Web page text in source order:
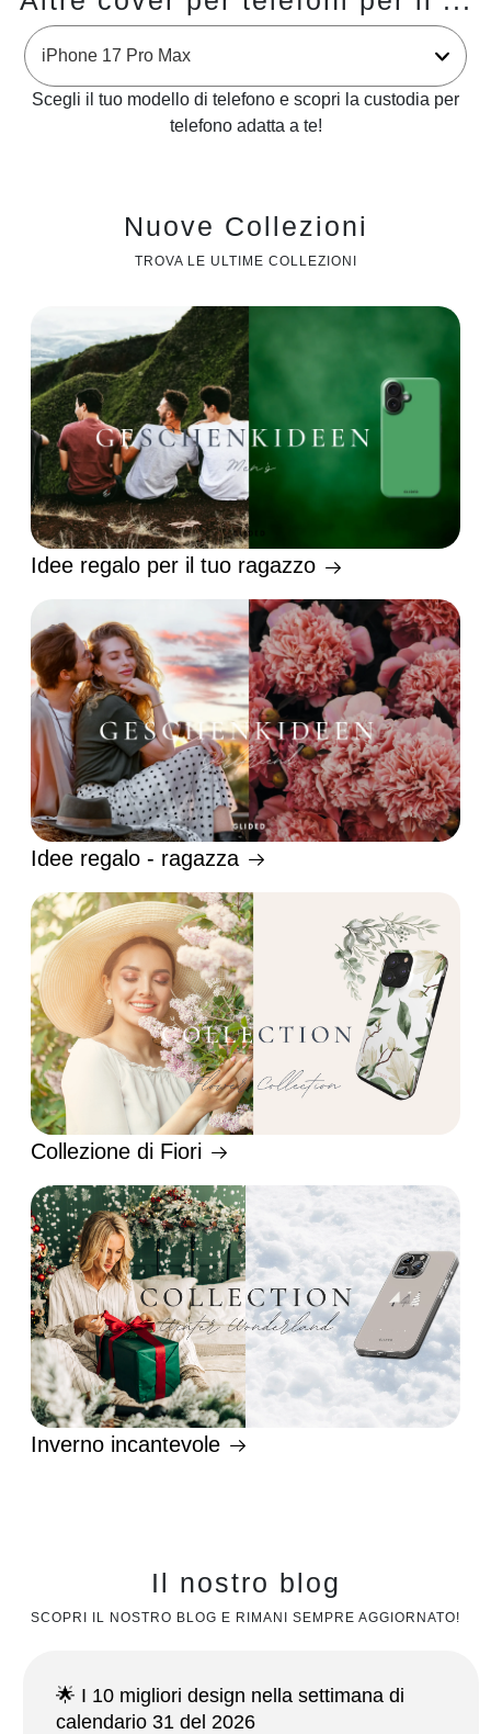
Scegli il tuo modello di telefono e scopri la custodia per
telefono adatta a te!
Nuove Collezioni
TROVA LE ULTIME COLLEZIONI
Idee regalo per il tuo ragazzo
Idee regalo - ragazza
Collezione di Fiori
Inverno incantevole
Il nostro blog
SCOPRI IL NOSTRO BLOG E RIMANI SEMPRE AGGIORNATO!
🌟 I 10 migliori design nella settimana di
calendario 31 del 2026